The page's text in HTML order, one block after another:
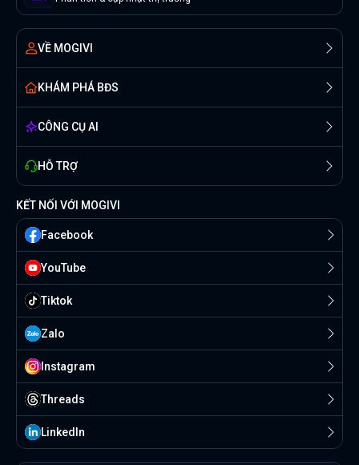
VỀ MOGIVI
KHÁM PHÁ BĐS
CÔNG CỤ AI
HỖ TRỢ
KẾT NỐI VỚI MOGIVI
Facebook
YouTube
Tiktok
Zalo
Instagram
Threads
Linkedln